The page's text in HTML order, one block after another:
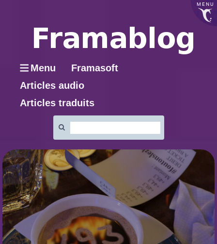
MENU
Menu
Framasoft
Articles audio
Articles traduits
: